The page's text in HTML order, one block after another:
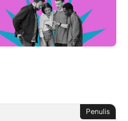
Penulis